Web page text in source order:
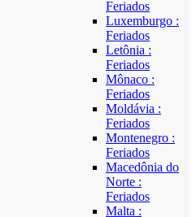
Feriados
Luxemburgo :
Feriados
Letônia :
Feriados
Mônaco :
Feriados
Moldávia :
Feriados
Montenegro :
Feriados
Macedônia do
Norte :
Feriados
Malta :